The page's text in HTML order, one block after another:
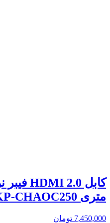
متری KP-CHAOC250
7,450,000 تومان